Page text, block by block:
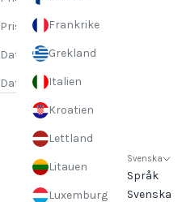
Frankrike
Grekland
Italien
Kroatien
Lettland
Litauen
Luxemburg
Svenska
Språk
Svenska
Pris, högt till lågt
Datum, gammalt till nytt
Datum, nytt till gammalt